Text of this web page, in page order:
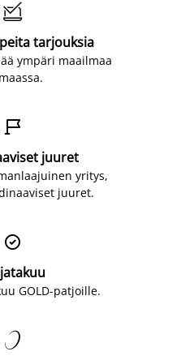

tarjouksia
ympäri maailmaa

juuret
yritys,
juuret.

GOLD-patjoille.
